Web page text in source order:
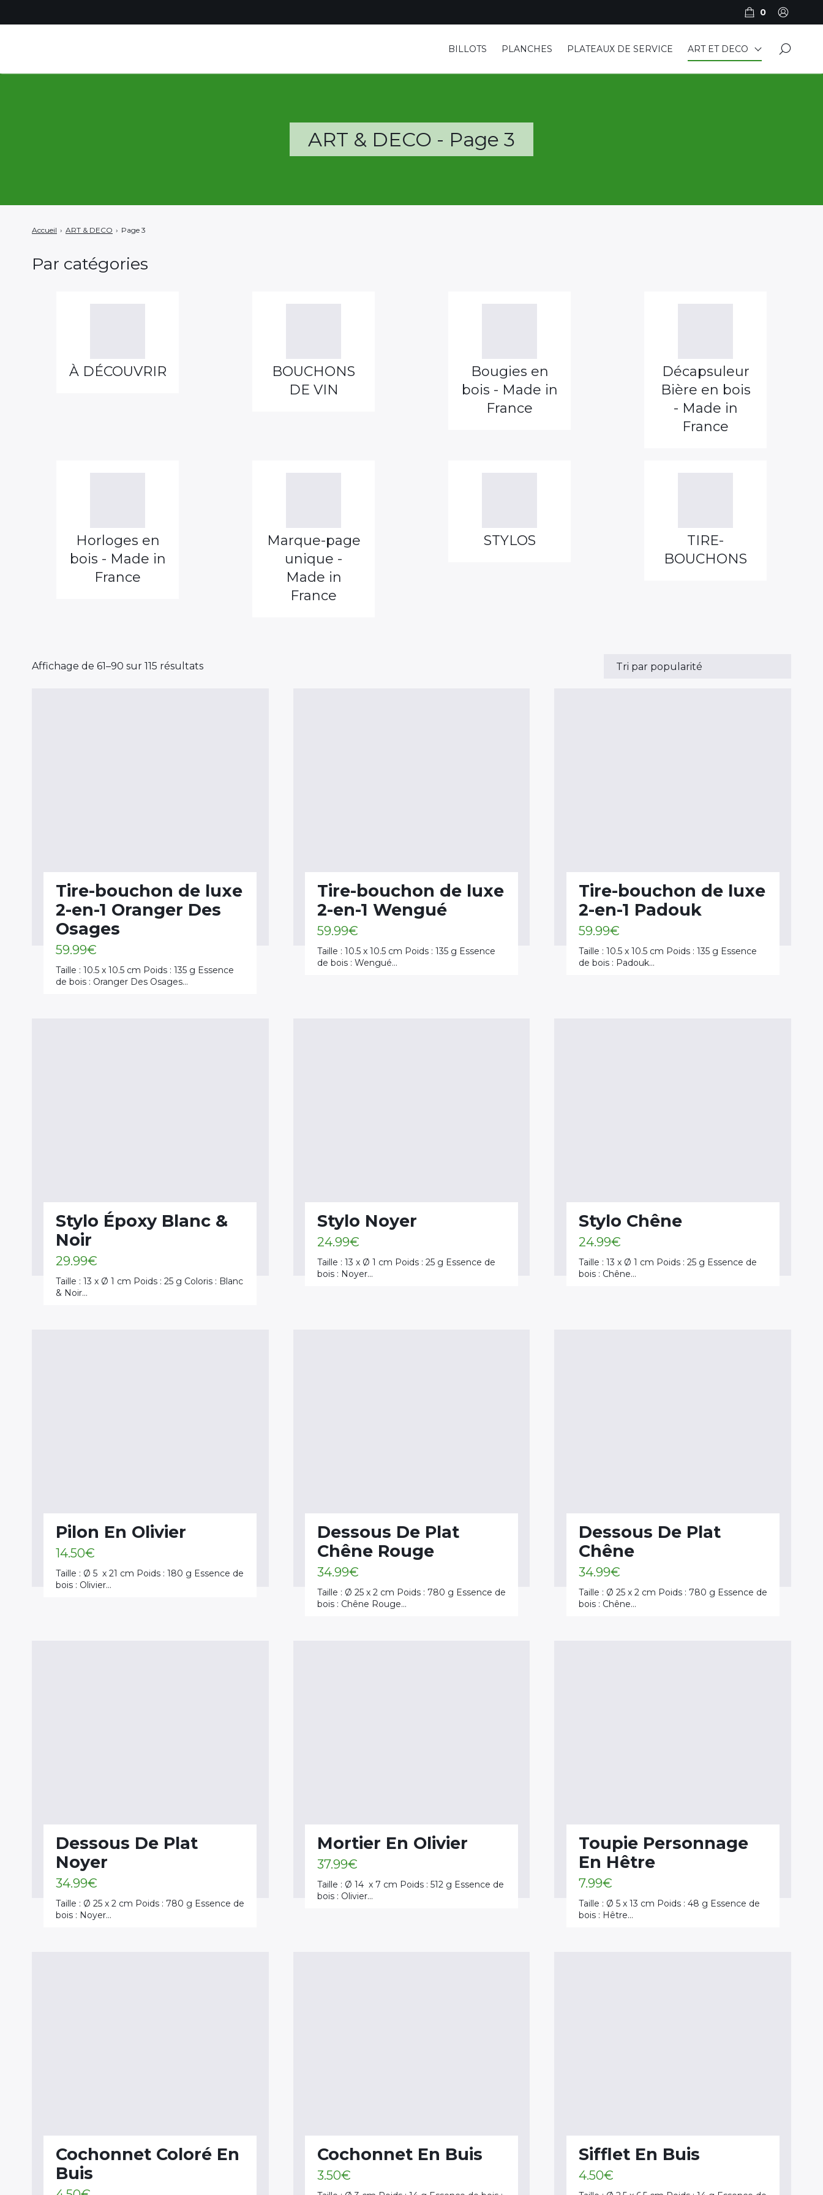
ART & DECO - Page 3
Accueil › ART & DECO › Page 3
Par catégories
À DÉCOUVRIR
BOUCHONS
DE VIN
Bougies en
bois - Made in
France
Décapsuleur
Bière en bois
- Made in
France
Horloges en
bois - Made in
France
Marque-page
unique -
Made in
France
STYLOS
TIRE-
BOUCHONS
Affichage de 61–90 sur 115 résultats
Tire-bouchon de luxe
2-en-1 Oranger Des
Osages
59.99€
Taille : 10.5 x 10.5 cm Poids : 135 g Essence
de bois : Oranger Des Osages…
Tire-bouchon de luxe
2-en-1 Wengué
59.99€
Taille : 10.5 x 10.5 cm Poids : 135 g Essence
de bois : Wengué…
Tire-bouchon de luxe
2-en-1 Padouk
59.99€
Taille : 10.5 x 10.5 cm Poids : 135 g Essence
de bois : Padouk…
Stylo Époxy Blanc &
Noir
29.99€
Taille : 13 x Ø 1 cm Poids : 25 g Coloris : Blanc
& Noir…
Stylo Noyer
24.99€
Taille : 13 x Ø 1 cm Poids : 25 g Essence de
bois : Noyer…
Stylo Chêne
24.99€
Taille : 13 x Ø 1 cm Poids : 25 g Essence de
bois : Chêne…
Pilon En Olivier
14.50€
Taille : Ø 5 x 21 cm Poids : 180 g Essence de
bois : Olivier…
Dessous De Plat
Chêne Rouge
34.99€
Taille : Ø 25 x 2 cm Poids : 780 g Essence de
bois : Chêne Rouge…
Dessous De Plat
Chêne
34.99€
Taille : Ø 25 x 2 cm Poids : 780 g Essence de
bois : Chêne…
Dessous De Plat
Noyer
34.99€
Taille : Ø 25 x 2 cm Poids : 780 g Essence de
bois : Noyer…
Mortier En Olivier
37.99€
Taille : Ø 14 x 7 cm Poids : 512 g Essence de
bois : Olivier…
Toupie Personnage
En Hêtre
7.99€
Taille : Ø 5 x 13 cm Poids : 48 g Essence de
bois : Hêtre…
Cochonnet Coloré En
Buis
Cochonnet En Buis
3.50€
Sifflet En Buis
4.50€
0
BILLOTS PLANCHES PLATEAUX DE SERVICE ART ET DECO